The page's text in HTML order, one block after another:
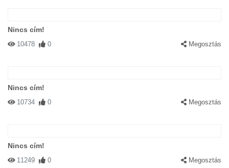
Nincs cím!
10478 0 Megosztás
Nincs cím!
10734 0 Megosztás
Nincs cím!
11249 0 Megosztás